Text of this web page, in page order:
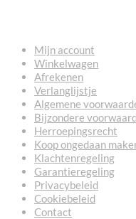
Mijn account
Winkelwagen
Afrekenen
Verlanglijstje
Algemene
Bijzondere
Herroepingsrecht
Koop ongedaan
Klachtenregeling
Garantieregeling
Privacybeleid
Cookiebeleid
Contact